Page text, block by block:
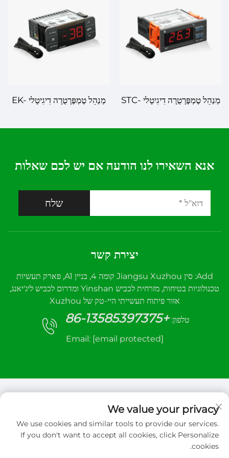
מְנַהֵל טֶמְפֶּרָטֻרָה דִיגִיטָלי STC-
טֶמְפֶּרָטֻרָה יְפֵיעַ
מְנַהֵל טֶמְפֶּרָטֻרָה דִיגִיטָלי EK-
אנא השאירו לנו הודעה אם יש לכם שאלות
שלח
יצירת קשר
Add: סין Jiangsu Xuzhou קומה 4, בניין A1, פארק תעשיות
טכנולוגיות בטיחות, מזרחית לכביש Yinshan ומדרום לכביש ליג'יאנג,
אזור פיתוח תעשייתי היי-טק של Xuzhou
טלפון: +86-13585397375
Email: [email protected]
זכויות יוצרים © 2026 Xuzhou sanhe automatic
control equipment Co.,LTD. כל הזכויות שמורות
We value your privacy
We use cookies and similar tools to provide our services.
If you don't want to accept all cookies, click Personalize
cookies.